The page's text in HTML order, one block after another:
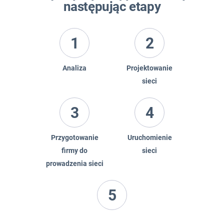
następując etapy
1
Analiza
2
Projektowanie
sieci
3
Przygotowanie
firmy do
prowadzenia sieci
4
Uruchomienie
sieci
5